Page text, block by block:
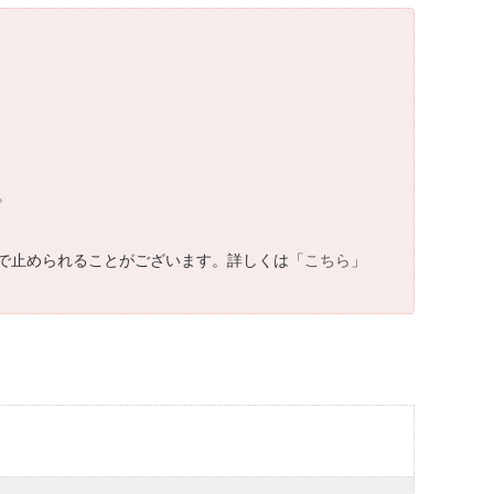
められることがございます。詳しくは「こちら 」